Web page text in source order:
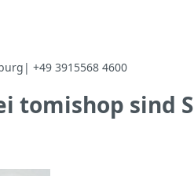
+49 3915568 4600
tomishop sind